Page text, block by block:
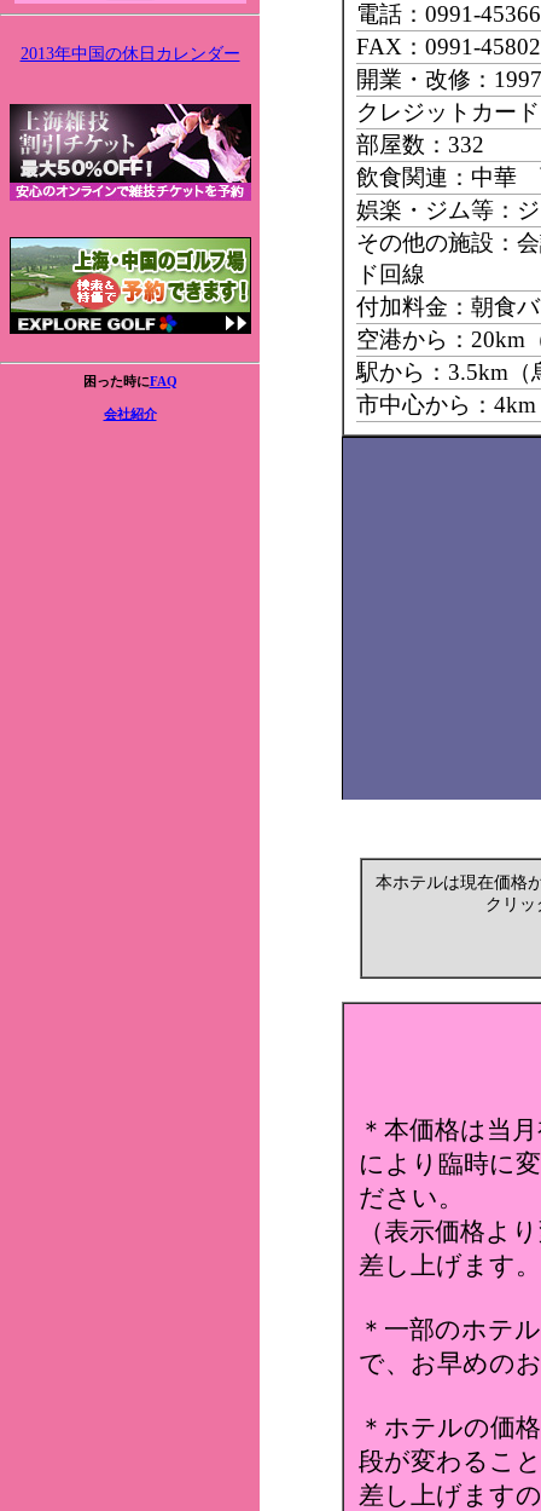
2013年中国の休日カレンダー
困った時にFAQ
会社紹介
電話：0991-
FAX：0991-
開業・改修：
クレジットカー
部屋数：332
飲食関連：中
娯楽・ジム等：
その他の施設：
ド回線
付加料金：朝食
空港から：20km
駅から：3.5km（
市中心から：
本ホテルは現在価格
クリッ
＊本価格は当
により臨時に
ださい。
（表示価格よ
差し上げます
＊一部のホテ
で、お早めの
＊ホテルの価
段が変わるこ
差し上げます